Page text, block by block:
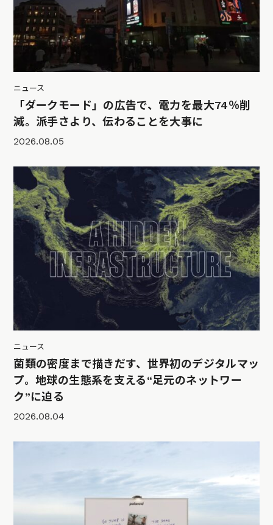
ニュース
「ダークモード」の広告で、電力を最大74％削
減。派手さより、伝わることを大事に
2026.08.05
ニュース
菌類の密度まで描きだす、世界初のデジタルマッ
プ。地球の生態系を支える“足元のネットワー
ク”に迫る
2026.08.04